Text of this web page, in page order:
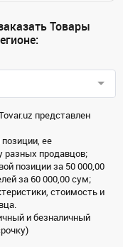
Товары
представлен
ее
разных продавцов;
позиции за 50 000,00
за 60 000,00 сум;
стоимость и
и безналичный